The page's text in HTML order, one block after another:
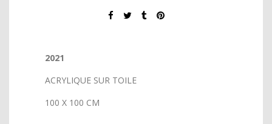
2021
ACRYLIQUE SUR TOILE
100 X 100 CM